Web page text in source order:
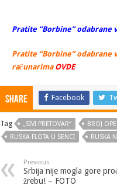
Pratite “Borbine” odabrane
Pratite “Borbine” odabrane
računarima OVDE
Share Facebook
Tag „SIVI PRETOVAR“ BROJ
RUSKA FLOTA U SENCI
RUSKA
Previous
Srbija nije mogla gore
žrebu! – FOTO